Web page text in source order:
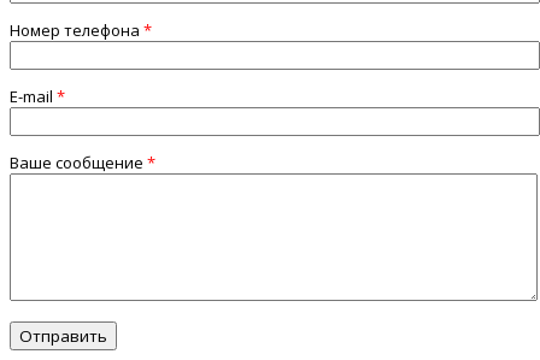
Номер телефона *
E-mail *
Ваше сообщение *